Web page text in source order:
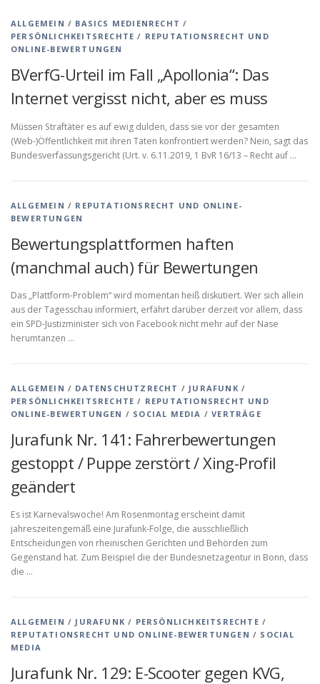
ALLGEMEIN / BASICS MEDIENRECHT /
PERSÖNLICHKEITSRECHTE / REPUTATIONSRECHT UND
ONLINE-BEWERTUNGEN
BVerfG-Urteil im Fall „Apollonia“: Das
Internet vergisst nicht, aber es muss
Müssen Straftäter es auf ewig dulden, dass sie vor der gesamten
(Web-)Öffentlichkeit mit ihren Taten konfrontiert werden? Nein, sagt das
Bundesverfassungsgericht (Urt. v. 6.11.2019, 1 BvR 16/13 – Recht auf …
ALLGEMEIN / REPUTATIONSRECHT UND ONLINE-
BEWERTUNGEN
Bewertungsplattformen haften
(manchmal auch) für Bewertungen
Das „Plattform-Problem“ wird momentan heiß diskutiert. Wer sich allein
aus der Tagesschau informiert, erfährt darüber derzeit vor allem, dass
ein SPD-Justizminister sich von Facebook nicht mehr auf der Nase
herumtanzen …
ALLGEMEIN / DATENSCHUTZRECHT / JURAFUNK /
PERSÖNLICHKEITSRECHTE / REPUTATIONSRECHT UND
ONLINE-BEWERTUNGEN / SOCIAL MEDIA /VERTRÄGE
Jurafunk Nr. 141: Fahrerbewertungen
gestoppt / Puppe zerstört / Xing-Profil
geändert
Es ist Karnevalswoche! Am Rosenmontag erscheint damit
jahreszeitengemäß eine Jurafunk-Folge, die ausschließlich
Entscheidungen von rheinischen Gerichten und Behörden zum
Gegenstand hat. Zum Beispiel die der Bundesnetzagentur in Bonn, dass
die …
ALLGEMEIN / JURAFUNK / PERSÖNLICHKEITSRECHTE /
REPUTATIONSRECHT UND ONLINE-BEWERTUNGEN / SOCIAL
MEDIA
Jurafunk Nr. 129: E-Scooter gegen KVG,